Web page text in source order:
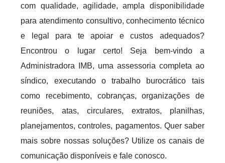
com qualidade, agilidade, ampla disponibilidade
para atendimento consultivo, conhecimento técnico
e legal para te apoiar e custos adequados?
Encontrou o lugar certo! Seja bem-vindo a
Administradora IMB, uma assessoria completa ao
síndico, executando o trabalho burocrático tais
como recebimento, cobranças, organizações de
reuniões, atas, circulares, extratos, planilhas,
planejamentos, controles, pagamentos. Quer saber
mais sobre nossas soluções? Utilize os canais de
comunicação disponíveis e fale conosco.